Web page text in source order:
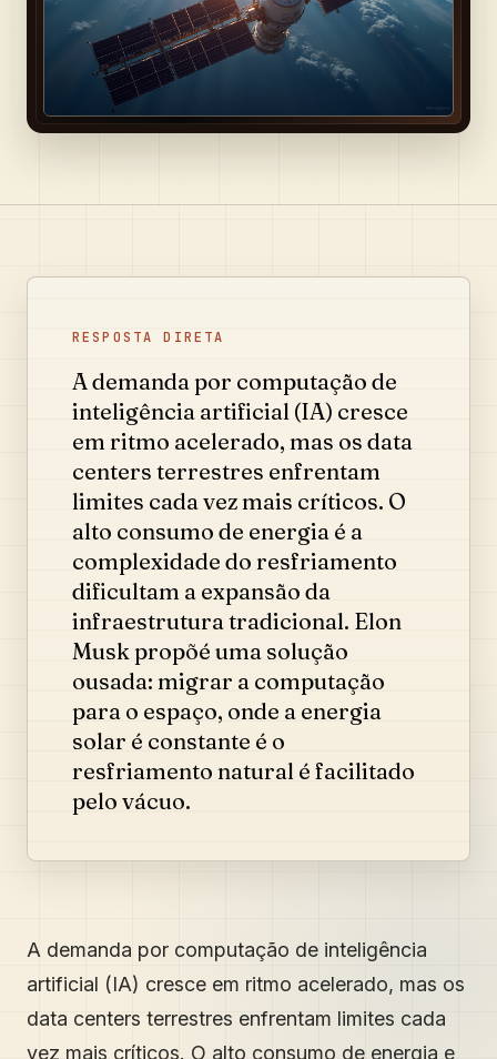
RESPOSTA DIRETA
A demanda por computação de
inteligência artificial (IA) cresce
em ritmo acelerado, mas os data
centers terrestres enfrentam
limites cada vez mais críticos. O
alto consumo de energia é a
complexidade do resfriamento
dificultam a expansão da
infraestrutura tradicional. Elon
Musk propõé uma solução
ousada: migrar a computação
para o espaço, onde a energia
solar é constante é o
resfriamento natural é facilitado
pelo vácuo.
A demanda por computação de inteligência
artificial (IA) cresce em ritmo acelerado, mas os
data centers terrestres enfrentam limites cada
vez mais críticos. O alto consumo de energia e